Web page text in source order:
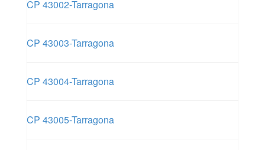
CP 43002-Tarragona
CP 43003-Tarragona
CP 43004-Tarragona
CP 43005-Tarragona